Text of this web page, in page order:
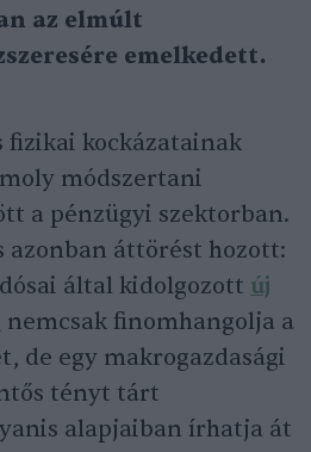
az elmúlt
emelkedett.
fizikai kockázatainak
módszertani
a pénzügyi szektorban.
azonban áttörést hozott:
által kidolgozott új
nemcsak finomhangolja a
de egy makrogazdasági
tényt tárt
alapjaiban írhatja át